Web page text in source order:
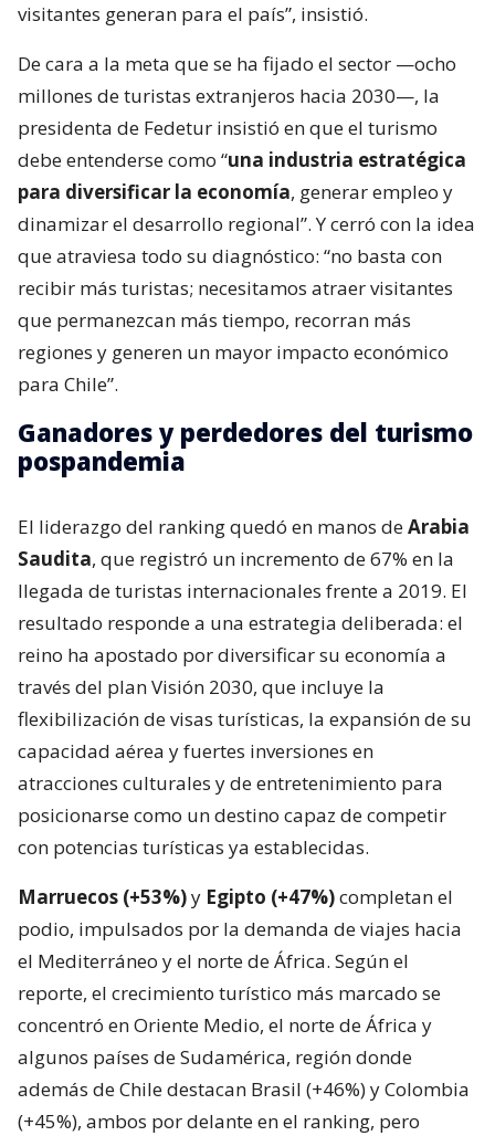
visitantes generan para el país”, insistió.
De cara a la meta que se ha fijado el sector —ocho
millones de turistas extranjeros hacia 2030—, la
presidenta de Fedetur insistió en que el turismo
debe entenderse como “una industria estratégica
para diversificar la economía, generar empleo y
dinamizar el desarrollo regional”. Y cerró con la idea
que atraviesa todo su diagnóstico: “no basta con
recibir más turistas; necesitamos atraer visitantes
que permanezcan más tiempo, recorran más
regiones y generen un mayor impacto económico
para Chile”.
Ganadores y perdedores del turismo
pospandemia
El liderazgo del ranking quedó en manos deArabia
Saudita, que registró un incremento de 67% en la
llegada de turistas internacionales frente a 2019. El
resultado responde a una estrategia deliberada: el
reino ha apostado por diversificar su economía a
través del plan Visión 2030, que incluye la
flexibilización de visas turísticas, la expansión de su
capacidad aérea y fuertes inversiones en
atracciones culturales y de entretenimiento para
posicionarse como un destino capaz de competir
con potencias turísticas ya establecidas.
Marruecos (+53%)y Egipto (+47%)completan el
podio, impulsados por la demanda de viajes hacia
el Mediterráneo y el norte de África. Según el
reporte, el crecimiento turístico más marcado se
concentró en Oriente Medio, el norte de África y
algunos países de Sudamérica, región donde
además de Chile destacan Brasil (+46%) y Colombia
(+45%), ambos por delante en el ranking, pero